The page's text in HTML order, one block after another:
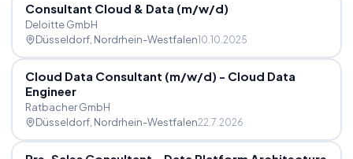
Consultant Cloud & Data (m/w/d)
Deloitte GmbH
Düsseldorf, Nordrhein-Westfalen10.10.2025
Cloud Data Consultant (m/w/d) - Cloud Data
Engineer
Ratbacher GmbH
Düsseldorf, Nordrhein-Westfalen22.7.2026